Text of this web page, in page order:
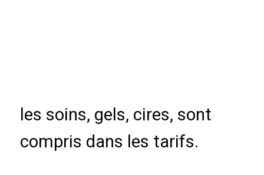
les soins, gels, cires, sont
compris dans les tarifs.